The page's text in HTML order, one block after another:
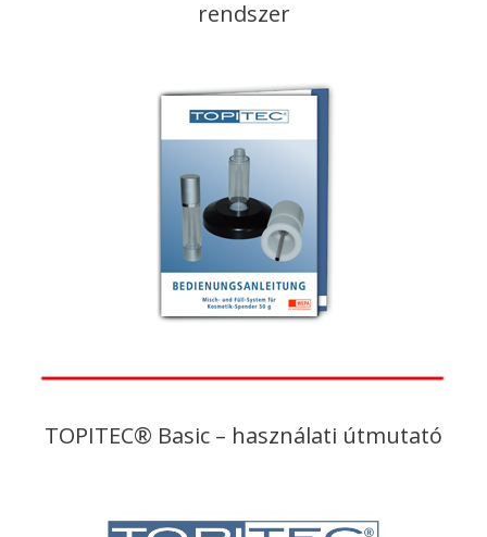
rendszer
TOPITEC® Basic – használati útmutató